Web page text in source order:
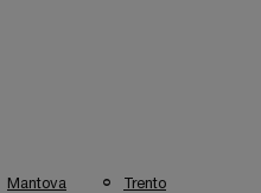
Mantova Trento